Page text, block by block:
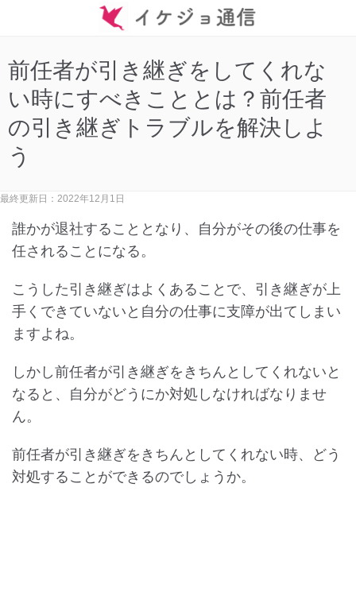
前任者が引き継ぎをしてくれな
い時にすべきこととは？前任者
の引き継ぎトラブルを解決しよ
う
最終更新日：2022年12月1日
誰かが退社することとなり、自分がその後の仕事を
任されることになる。
こうした引き継ぎはよくあることで、引き継ぎが上
手くできていないと自分の仕事に支障が出てしまい
ますよね。
しかし前任者が引き継ぎをきちんとしてくれないと
なると、自分がどうにか対処しなければなりませ
ん。
前任者が引き継ぎをきちんとしてくれない時、どう
対処することができるのでしょうか。